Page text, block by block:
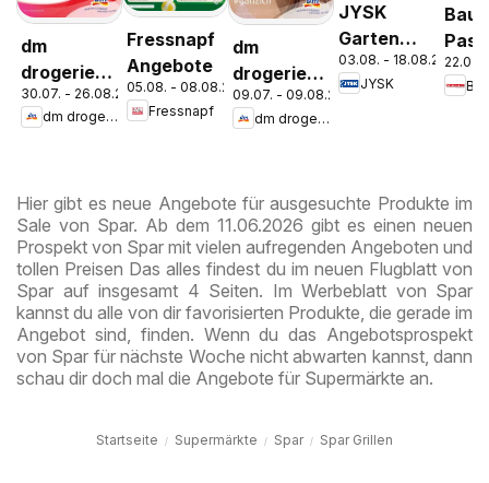
dm
drogerie
markt
Journal
30.07. - 26.08.2026
dm drogerie markt
Fressnapf
Angebote
05.08. - 08.08.2026
Fressnapf
dm
drogerie
markt
Journal
09.07. - 09.08.2026
dm drogerie markt
JYSK
Garten
Abverkauf
Spare Bis
03.08. - 18.08.2026
JYSK
22.07.
Hier gibt es neue Angebote für ausgesuchte Produkte im
Sale von Spar. Ab dem 11.06.2026 gibt es einen neuen
Prospekt von Spar mit vielen aufregenden Angeboten und
tollen Preisen Das alles findest du im neuen Flugblatt von
Spar auf insgesamt 4 Seiten. Im Werbeblatt von Spar
kannst du alle von dir favorisierten Produkte, die gerade im
Angebot sind, finden. Wenn du das Angebotsprospekt
von Spar für nächste Woche nicht abwarten kannst, dann
schau dir doch mal die Angebote für Supermärkte an.
Startseite Supermärkte Spar Spar Grillen